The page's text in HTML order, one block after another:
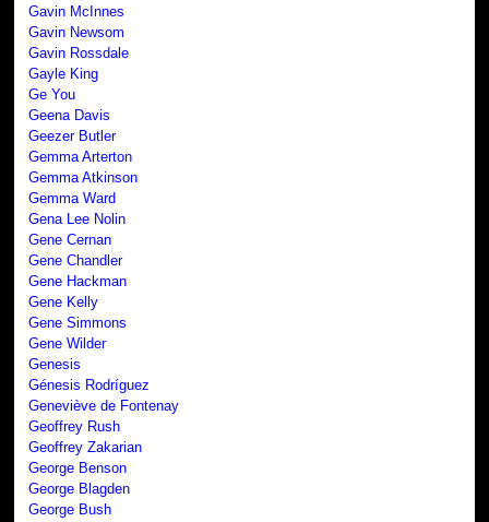
Gavin McInnes
Gavin Newsom
Gavin Rossdale
Gayle King
Ge You
Geena Davis
Geezer Butler
Gemma Arterton
Gemma Atkinson
Gemma Ward
Gena Lee Nolin
Gene Cernan
Gene Chandler
Gene Hackman
Gene Kelly
Gene Simmons
Gene Wilder
Genesis
Génesis Rodríguez
Geneviève de Fontenay
Geoffrey Rush
Geoffrey Zakarian
George Benson
George Blagden
George Bush